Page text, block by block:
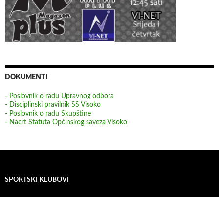
DOKUMENTI
- Poslovnik o radu Upravnog odbora
- Disciplinski pravilnik SS Visoko
- Poslovnik o radu Skupštine
- Nacrt Statuta Općinskog saveza Visoko
SPORTSKI KLUBOVI